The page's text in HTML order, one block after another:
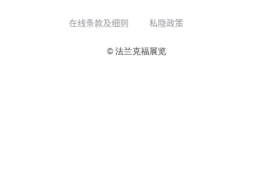
在线条款及细则 私隐政策
© 法兰克福展览